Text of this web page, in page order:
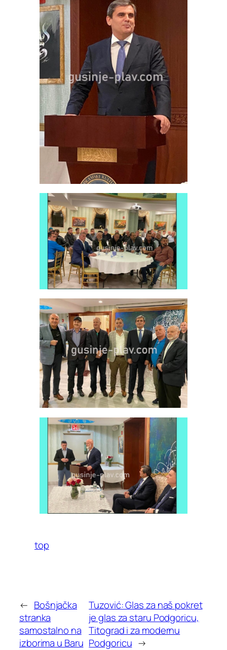
top
← Bošnjačka
stranka
samostalno na
izborima u Baru
Tuzović: Glas za naš pokret
je glas za staru Podgoricu,
Titograd i za modernu
Podgoricu →